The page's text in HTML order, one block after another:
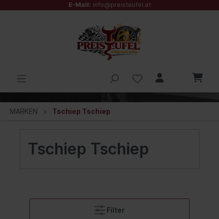
E-Mail: info@preisteufel.at
MARKEN Tschiep Tschiep
Tschiep Tschiep
Filter